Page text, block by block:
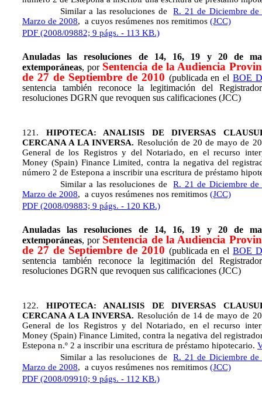
Similar a las resoluciones deR. 21 de Diciembre de
Marzo de 2008, a cuyos resúmenes nos remitimos (JCC)
PDF (2008/09882; 9 págs. - 113 KB.)
Anuladas las resoluciones de 14, 16, 19 y 20 de
extemporáneas, por Sentencia de la Audiencia
de 27 de Septiembre de 2010 (publicada en elBOE
sentencia también reconoce la legitimación del
resoluciones DGRN que revoquen sus calificaciones (JCC)
121. HIPOTECA: ANALISIS DE DIVERSAS
CERCANA A LA INVERSA. Resolución de 20 de mayo de
General de los Registros y del Notariado, en el recurso
Money (Spain) Finance Limited, contra la negativa del
número 2 de Estepona a inscribir una escritura de préstamo
Similar a las resoluciones deR. 21 de Diciembre de
Marzo de 2008, a cuyos resúmenes nos remitimos (JCC)
PDF (2008/09883; 9 págs. - 120 KB.)
Anuladas las resoluciones de 14, 16, 19 y 20 de
extemporáneas, por Sentencia de la Audiencia
de 27 de Septiembre de 2010 (publicada en elBOE
sentencia también reconoce la legitimación del
resoluciones DGRN que revoquen sus calificaciones (JCC)
122. HIPOTECA: ANALISIS DE DIVERSAS
CERCANA A LA INVERSA. Resolución de 14 de mayo de
General de los Registros y del Notariado, en el recurso
Money (Spain) Finance Limited, contra la negativa del
Estepona n.º 2 a inscribir una escritura de préstamo hipotecario.
Similar a las resoluciones deR. 21 de Diciembre de
Marzo de 2008, a cuyos resúmenes nos remitimos (JCC)
PDF (2008/09910; 9 págs. - 112 KB.)